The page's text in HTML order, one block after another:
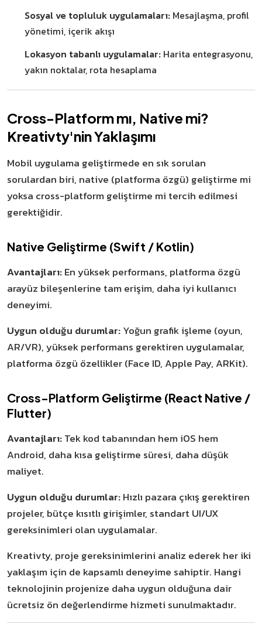
Sosyal ve topluluk uygulamaları: Mesajlaşma, profil
yönetimi, içerik akışı
Lokasyon tabanlı uygulamalar: Harita entegrasyonu,
yakın noktalar, rota hesaplama
Cross-Platform mı, Native mi?
Kreativty'nin Yaklaşımı
Mobil uygulama geliştirmede en sık sorulan
sorulardan biri, native (platforma özgü) geliştirme mi
yoksa cross-platform geliştirme mi tercih edilmesi
gerektiğidir.
Native Geliştirme (Swift / Kotlin)
Avantajları:En yüksek performans, platforma özgü
arayüz bileşenlerine tam erişim, daha iyi kullanıcı
deneyimi.
Uygun olduğu durumlar:Yoğun grafik işleme (oyun,
AR/VR), yüksek performans gerektiren uygulamalar,
platforma özgü özellikler (Face ID, Apple Pay, ARKit).
Cross-Platform Geliştirme (React Native /
Flutter)
Avantajları:Tek kod tabanından hem iOS hem
Android, daha kısa geliştirme süresi, daha düşük
maliyet.
Uygun olduğu durumlar:Hızlı pazara çıkış gerektiren
projeler, bütçe kısıtlı girişimler, standart UI/UX
gereksinimleri olan uygulamalar.
Kreativty, proje gereksinimlerini analiz ederek her iki
yaklaşım için de kapsamlı deneyime sahiptir. Hangi
teknolojinin projenize daha uygun olduğuna dair
ücretsiz ön değerlendirme hizmeti sunulmaktadır.